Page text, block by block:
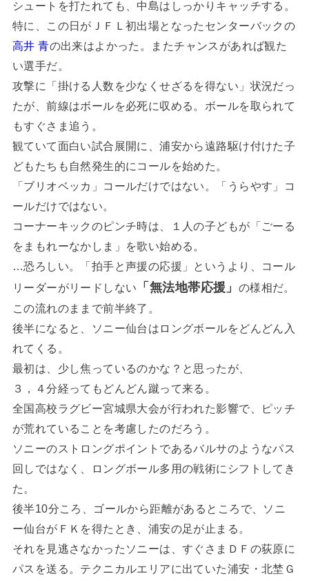
シュートを打たれても、中島はしっかりキャッチする。
特に、この日がＪＦＬ初出場となったセンターバックの
高井 青の出来はよかった。またチャンスがあれば観た
い選手だ。
攻撃に「掛ける人数を少なくせざるを得ない」状況だっ
たが、前線はボールを必死に収める。ボールを取られて
もすぐさま追う。
観ていて面白い試合展開に、浦安から遠路駆け付けた子
どもたちも自然発生的にコールを始めた。
「ブリオベッカ」コールだけではない。「うらやす」コ
ールだけではない。
コーナーキックのピンチ時は、１人の子どもが「ごーる
をまもれーなかしま」を歌い始める。
…恐ろしい。「拍手と声援の応援」というより、コール
リーダーがリードしない
「無法地帯応援」 の様相だ。
この流れのままで前半終了。
後半になると、ソニー仙台はロングボールをどんどん入
れてくる。
最初は、少し焦っているのかな？と思ったが、
３，４分経ってもどんどん蹴って来る。
全国高校ラグビー宮城県大会が行われた影響で、ピッチ
が荒れていることを考慮したのだろう。
ソニーのストロングポイントであるバルサのようなパス
回しではなく、ロングボール多用の戦術にシフトしてき
た。
後半10分ころ、ゴールから距離があるところで、ソニ
ー仙台がＦＫを得たとき、浦安の足が止まる。
それを見逃さなかったソニーは、すぐさまＤＦの荻原に
パスを送る。テクニカルエリアに出ていた浦安・北埜Ｇ